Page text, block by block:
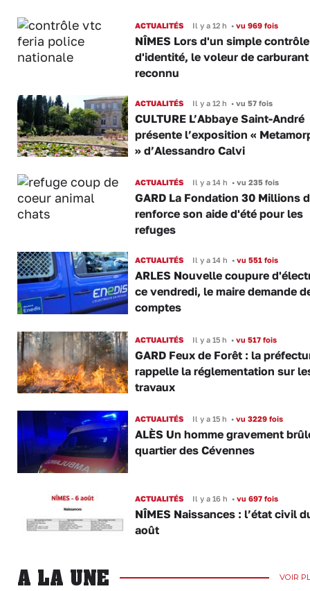
ACTUALITÉS Il y a 12 h •vu 969 fois
NÎMES Lors d'un simple contrôle
d'identité, le voleur de
reconnu
ACTUALITÉS Il y a 12 h •vu 57 fois
CULTURE L’Abbaye Saint-André
présente l’exposition «
» d’Alessandro Calvi
ACTUALITÉS Il y a 14 h •vu 235 fois
GARD La Fondation 30 Millions
renforce son aide d'été pour les
refuges
ACTUALITÉS Il y a 14 h •vu 551 fois
ARLES Nouvelle coupure
ce vendredi, le maire demande
comptes
ACTUALITÉS Il y a 15 h •vu 517 fois
GARD Feux de Forêt : la
rappelle la réglementation sur
travaux
ACTUALITÉS Il y a 15 h •vu 3229 fois
ALÈS Un homme gravement
quartier des Cévennes
ACTUALITÉS Il y a 16 h •vu 697 fois
NÎMES Naissances : l’état civil
août
A LA UNE VOIR